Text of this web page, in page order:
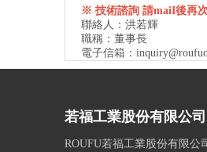
※ 技術諮詢 請maiI後再
聯絡人：洪若輝
職稱：董事長
電子信箱：
若福工業股份有限公司
ROUFU若福工業股份有限公